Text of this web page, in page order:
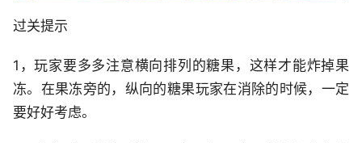
过关提示
1，玩家要多多注意横向排列的糖果，这样才能炸掉果
冻。在果冻旁的，纵向的糖果玩家在消除的时候，一定
要好好考虑。